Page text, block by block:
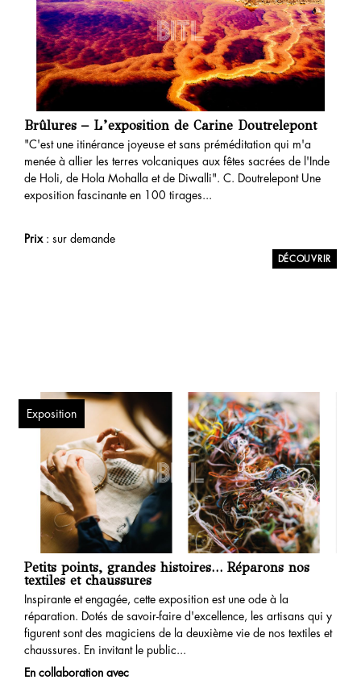
Brûlures – L’exposition de Carine Doutrelepont
"C'est une itinérance joyeuse et sans préméditation qui m'a
menée à allier les terres volcaniques aux fêtes sacrées de l'Inde
de Holi, de Hola Mohalla et de Diwalli". C. Doutrelepont Une
exposition fascinante en 100 tirages...
Prix: sur demande
Petits points, grandes histoires… Réparons nos
textiles et chaussures
Inspirante et engagée, cette exposition est une ode à la
réparation. Dotés de savoir-faire d'excellence, les artisans qui y
figurent sont des magiciens de la deuxième vie de nos textiles et
chaussures. En invitant le public...
En collaboration avec
Exposition